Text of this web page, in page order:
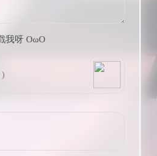
我呀 OωO
Tieba